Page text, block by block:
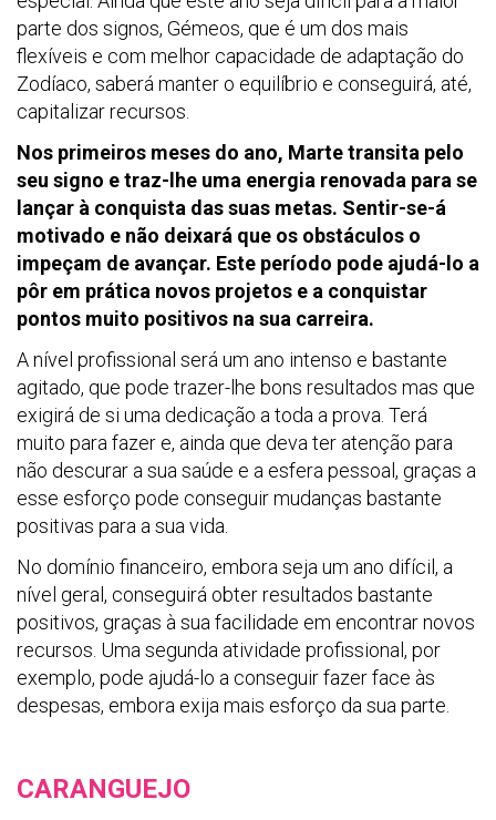
parte dos signos, Gémeos, que é um dos mais
flexíveis e com melhor capacidade de adaptação do
Zodíaco, saberá manter o equilíbrio e conseguirá, até,
capitalizar recursos.
Nos primeiros meses do ano, Marte transita pelo
seu signo e traz-lhe uma energia renovada para se
lançar à conquista das suas metas. Sentir-se-á
motivado e não deixará que os obstáculos o
impeçam de avançar. Este período pode ajudá-lo a
pôr em prática novos projetos e a conquistar
pontos muito positivos na sua carreira.
A nível profissional será um ano intenso e bastante
agitado, que pode trazer-lhe bons resultados mas que
exigirá de si uma dedicação a toda a prova. Terá
muito para fazer e, ainda que deva ter atenção para
não descurar a sua saúde e a esfera pessoal, graças a
esse esforço pode conseguir mudanças bastante
positivas para a sua vida.
No domínio financeiro, embora seja um ano difícil, a
nível geral, conseguirá obter resultados bastante
positivos, graças à sua facilidade em encontrar novos
recursos. Uma segunda atividade profissional, por
exemplo, pode ajudá-lo a conseguir fazer face às
despesas, embora exija mais esforço da sua parte.
CARANGUEJO